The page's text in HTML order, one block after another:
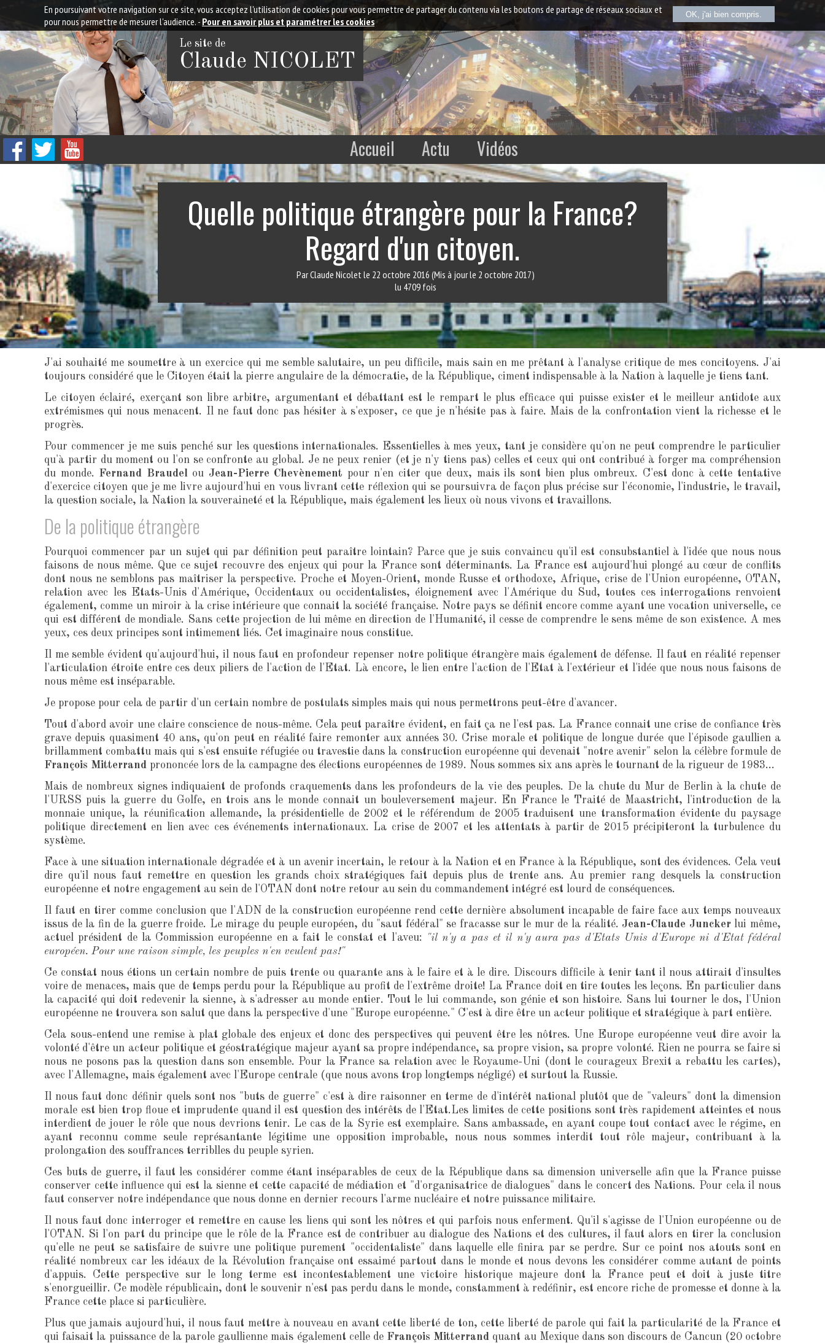
Claude NICOLET
Le site de
Accueil Actu Vidéos
Quelle politique étrangère pour la France?
Regard d'un citoyen.
Par Claude Nicoletle 22 octobre 2016 (Mis à jour le 2 octobre 2017)
lu 4709 fois
J'ai souhaité me soumettre à un exercice qui me semble salutaire, un peu difficile, mais sain en me prêtant à l'analyse critique de mes concitoyens. J'ai
toujours considéré que le Citoyen était la pierre angulaire de la démocratie, de la République, ciment indispensable à la Nation à laquelle je tiens tant.
Le citoyen éclairé, exerçant son libre arbitre, argumentant et débattant est le rempart le plus efficace qui puisse exister et le meilleur antidote aux
extrémismes qui nous menacent. Il ne faut donc pas hésiter à s'exposer, ce que je n'hésite pas à faire. Mais de la confrontation vient la richesse et le
progrès.
Pour commencer je me suis penché sur les questions internationales. Essentielles à mes yeux, tant je considère qu'on ne peut comprendre le particulier
qu'à partir du moment ou l'on se confronte au global. Je ne peux renier (et je n'y tiens pas) celles et ceux qui ont contribué à forger ma compréhension
du monde. Fernand Braudelou Jean-Pierre Chevènement pour n'en citer que deux, mais ils sont bien plus ombreux. C'est donc à cette tentative
d'exercice citoyen que je me livre aujourd'hui en vous livrant cette réflexion qui se poursuivra de façon plus précise sur l'économie, l'industrie, le travail,
la question sociale, la Nation la souveraineté et la République, mais également les lieux où nous vivons et travaillons.
De la politique étrangère
Pourquoi commencer par un sujet qui par définition peut paraître lointain? Parce que je suis convaincu qu'il est consubstantiel à l'idée que nous nous
faisons de nous même. Que ce sujet recouvre des enjeux qui pour la France sont déterminants. La France est aujourd'hui plongé au cœur de conflits
dont nous ne semblons pas maîtriser la perspective. Proche et Moyen-Orient, monde Russe et orthodoxe, Afrique, crise de l'Union européenne, OTAN,
relation avec les Etats-Unis d'Amérique, Occidentaux ou occidentalistes, éloignement avec l'Amérique du Sud, toutes ces interrogations renvoient
également, comme un miroir à la crise intérieure que connait la société française. Notre pays se définit encore comme ayant une vocation universelle, ce
qui est différent de mondiale. Sans cette projection de lui même en direction de l'Humanité, il cesse de comprendre le sens même de son existence. A mes
yeux, ces deux principes sont intimement liés. Cet imaginaire nous constitue.
Il me semble évident qu'aujourd'hui, il nous faut en profondeur repenser notre politique étrangère mais également de défense. Il faut en réalité repenser
l'articulation étroite entre ces deux piliers de l'action de l'Etat. Là encore, le lien entre l'action de l'Etat à l'extérieur et l'idée que nous nous faisons de
nous même est inséparable.
Je propose pour cela de partir d'un certain nombre de postulats simples mais qui nous permettrons peut-être d'avancer.
Tout d'abord avoir une claire conscience de nous-même. Cela peut paraître évident, en fait ça ne l'est pas. La France connait une crise de confiance très
grave depuis quasiment 40 ans, qu'on peut en réalité faire remonter aux années 30. Crise morale et politique de longue durée que l'épisode gaullien a
brillamment combattu mais qui s'est ensuite réfugiée ou travestie dans la construction européenne qui devenait "notre avenir" selon la célèbre formule de
François Mitterrand prononcée lors de la campagne des élections européennes de 1989. Nous sommes six ans après le tournant de la rigueur de 1983...
Mais de nombreux signes indiquaient de profonds craquements dans les profondeurs de la vie des peuples. De la chute du Mur de Berlin à la chute de
l'URSS puis la guerre du Golfe, en trois ans le monde connait un bouleversement majeur. En France le Traité de Maastricht, l'introduction de la
monnaie unique, la réunification allemande, la présidentielle de 2002 et le référendum de 2005 traduisent une transformation évidente du paysage
politique directement en lien avec ces événements internationaux. La crise de 2007 et les attentats à partir de 2015 précipiteront la turbulence du
système.
Face à une situation internationale dégradée et à un avenir incertain, le retour à la Nation et en France à la République, sont des évidences. Cela veut
dire qu'il nous faut remettre en question les grands choix stratégiques fait depuis plus de trente ans. Au premier rang desquels la construction
européenne et notre engagement au sein de l'OTAN dont notre retour au sein du commandement intégré est lourd de conséquences.
Il faut en tirer comme conclusion que l'ADN de la construction européenne rend cette dernière absolument incapable de faire face aux temps nouveaux
issus de la fin de la guerre froide. Le mirage du peuple européen, du "saut fédéral" se fracasse sur le mur de la réalité. Jean-Claude Junckerlui même,
actuel président de la Commission européenne en a fait le constat et l'aveu:
"il n'y a pas et il n'y aura pas d'Etats Unis d'Europe ni d'Etat fédéral
européen. Pour une raison simple, les peuples n'en veulent pas!"
Ce constat nous étions un certain nombre de puis trente ou quarante ans à le faire et à le dire. Discours difficile à tenir tant il nous attirait d'insultes
voire de menaces, mais que de temps perdu pour la République au profit de l'extrême droite! La France doit en tire toutes les leçons. En particulier dans
la capacité qui doit redevenir la sienne, à s'adresser au monde entier. Tout le lui commande, son génie et son histoire. Sans lui tourner le dos, l'Union
européenne ne trouvera son salut que dans la perspective d'une "Europe européenne." C'est à dire être un acteur politique et stratégique à part entière.
Cela sous-entend une remise à plat globale des enjeux et donc des perspectives qui peuvent être les nôtres. Une Europe européenne veut dire avoir la
volonté d'être un acteur politique et géostratégique majeur ayant sa propre indépendance, sa propre vision, sa propre volonté. Rien ne pourra se faire si
nous ne posons pas la question dans son ensemble. Pour la France sa relation avec le Royaume-Uni (dont le courageux Brexit a rebattu les cartes),
avec l'Allemagne, mais également avec l'Europe centrale (que nous avons trop longtemps négligé) et surtout la Russie.
Il nous faut donc définir quels sont nos "buts de guerre" c'est à dire raisonner en terme de d'intérêt national plutôt que de "valeurs" dont la dimension
morale est bien trop floue et imprudente quand il est question des intérêts de l'Etat.Les limites de cette positions sont très rapidement atteintes et nous
interdient de jouer le rôle que nous devrions tenir. Le cas de la Syrie est exemplaire. Sans ambassade, en ayant coupe tout contact avec le régime, en
ayant reconnu comme seule représantante légitime une opposition improbable, nous nous sommes interdit tout rôle majeur, contribuant à la
prolongation des souffrances terriblles du peuple syrien.
Ces buts de guerre, il faut les considérer comme étant inséparables de ceux de la République dans sa dimension universelle afin que la France puisse
conserver cette influence qui est la sienne et cette capacité de médiation et "d'organisatrice de dialogues" dans le concert des Nations. Pour cela il nous
faut conserver notre indépendance que nous donne en dernier recours l'arme nucléaire et notre puissance militaire.
Il nous faut donc interroger et remettre en cause les liens qui sont les nôtres et qui parfois nous enferment. Qu'il s'agisse de l'Union européenne ou de
l'OTAN. Si l'on part du principe que le rôle de la France est de contribuer au dialogue des Nations et des cultures, il faut alors en tirer la conclusion
qu'elle ne peut se satisfaire de suivre une politique purement "occidentaliste" dans laquelle elle finira par se perdre. Sur ce point nos atouts sont en
réalité nombreux car les idéaux de la Révolution française ont essaimé partout dans le monde et nous devons les considérer comme autant de points
d'appuis. Cette perspective sur le long terme est incontestablement une victoire historique majeure dont la France peut et doit à juste titre
s'enorgueillir. Ce modèle républicain, dont le souvenir n'est pas perdu dans le monde, constamment à redéfinir, est encore riche de promesse et donne à la
France cette place si particulière.
Plus que jamais aujourd'hui, il nous faut mettre à nouveau en avant cette liberté de ton, cette liberté de parole qui fait la particularité de la France et
qui faisait la puissance de la parole gaullienne mais également celle deFrançois Mitterrand quant au Mexique dans son discours de Cancun (20 octobre
OK, j'ai bien compris.
En poursuivant votre navigation sur ce site, vous acceptez l'utilisation de cookies pour vous permettre de partager du contenu via les boutons de partage de réseaux sociaux et
pour nous permettre de mesurer l'audience. - Pour en savoir plus et paramétrer les cookies